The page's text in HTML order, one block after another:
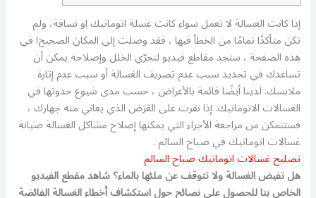
إذا كانت الغسالة لا تعمل سواء كانت غسلة اتوماتيك او نسافة، ولم
تكن متأكدًا تمامًا من الخطأ فيها ، فقد وصلت إلى المكان الصحيح! في
هذه الصفحة ، ستجد مقاطع فيديو لتحرّي الخلل وإصلاحه يمكن أن
تساعدك في تحديد سبب عدم تصريف الغسالة أو سبب عدم إثارة
ملابسك. لدينا أيضًا قائمة بالأعراض ، حسب مدى شيوع حدوثها في
الغسالات الاتوماتيك. إذا نقرت على العَرَض الذي يعاني منه جهازك ،
فستتمكن من مراجعة الأجزاء التي يمكنها إصلاح مشاكل الغسالة صيانة
غسالات اتوماتيك في صباح السالم .
تصليح غسالات اتوماتيك صباح السالم
هل تفيض الغسالة ولا تتوقف عن ملئها بالماء؟ شاهد مقطع الفيديو
الخاص بنا للحصول على نصائح حول استكشاف أخطاء الغسالة الفائضة